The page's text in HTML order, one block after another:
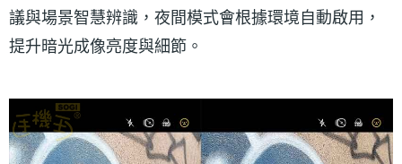
議與場景智慧辨識，夜間模式會根據環境自動啟用，
提升暗光成像亮度與細節。